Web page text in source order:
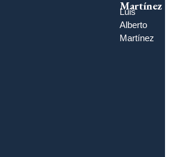
Martínez
Luis
Alberto
Martínez